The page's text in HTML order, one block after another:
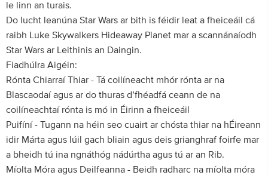
le linn an turais.
Do lucht leanúna Star Wars ar bith is féidir leat a fheiceáil cá
raibh Luke Skywalkers Hideaway Planet mar a scannánaíodh
Star Wars ar Leithinis an Daingin.
Fiadhúlra Aigéin:
Rónta Chiarraí Thiar - Tá coilíneacht mhór rónta ar na
Blascaodaí agus ar do thuras d’fhéadfá ceann de na
coilíneachtaí rónta is mó in Éirinn a fheiceáil
Puifíní - Tugann na héin seo cuairt ar chósta thiar na hÉireann
idir Márta agus Iúil gach bliain agus deis grianghraf foirfe mar
a bheidh tú ina ngnáthóg nádúrtha agus tú ar an Rib.
Míolta Móra agus Deilfeanna - Beidh radharc na míolta móra